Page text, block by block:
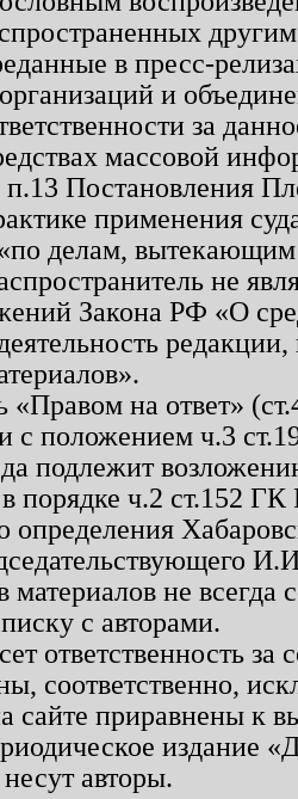
в пресс-
и
за
массовой
п.13 Постановления
применения
делам, вытекающим
не
Закона РФ «О
«Правом на ответ»
с положением ч.3
подлежит
порядке ч.2 ст.152
определения
материалов не
с авторами.
ответственность
соответственно,
сайте приравнены к
издание
авторы.